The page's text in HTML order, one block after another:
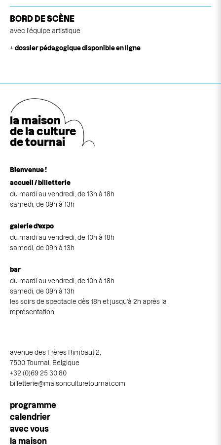
BORD DE SCÈNE
avec l’équipe artistique
+ dossier pédagogique disponible en ligne
la maison
de la culture
de tournai
Bienvenue !
accueil / billetterie
du mardi au vendredi, de 13h à 18h
samedi, de 09h à 13h
galerie d’expo
du mardi au vendredi, de 10h à 18h
samedi, de 09h à 13h
bar
du mardi au vendredi, de 10h à 18h
samedi, de 09h à 13h
les soirs de spectacle dès 18h et jusqu'à 2h après la
représentation
avenue des Frères Rimbaut 2,
7500 Tournai, Belgique
+32 (0)69 25 30 80
billetterie@maisonculturetournai.com
Navigation
principale
programme
calendrier
avec vous
la maison